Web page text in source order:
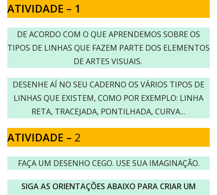
ATIVIDADE – 1
DE ACORDO COM O QUE APRENDEMOS SOBRE OS
TIPOS DE LINHAS QUE FAZEM PARTE DOS ELEMENTOS
DE ARTES VISUAIS.
DESENHE AÍ NO SEU CADERNO OS VÁRIOS TIPOS DE
LINHAS QUE EXISTEM, COMO POR EXEMPLO: LINHA
RETA, TRACEJADA, PONTILHADA, CURVA…
ATIVIDADE – 2
FAÇA UM DESENHO CEGO. USE SUA IMAGINAÇÃO.
SIGA AS ORIENTAÇÕES ABAIXO PARA CRIAR UM